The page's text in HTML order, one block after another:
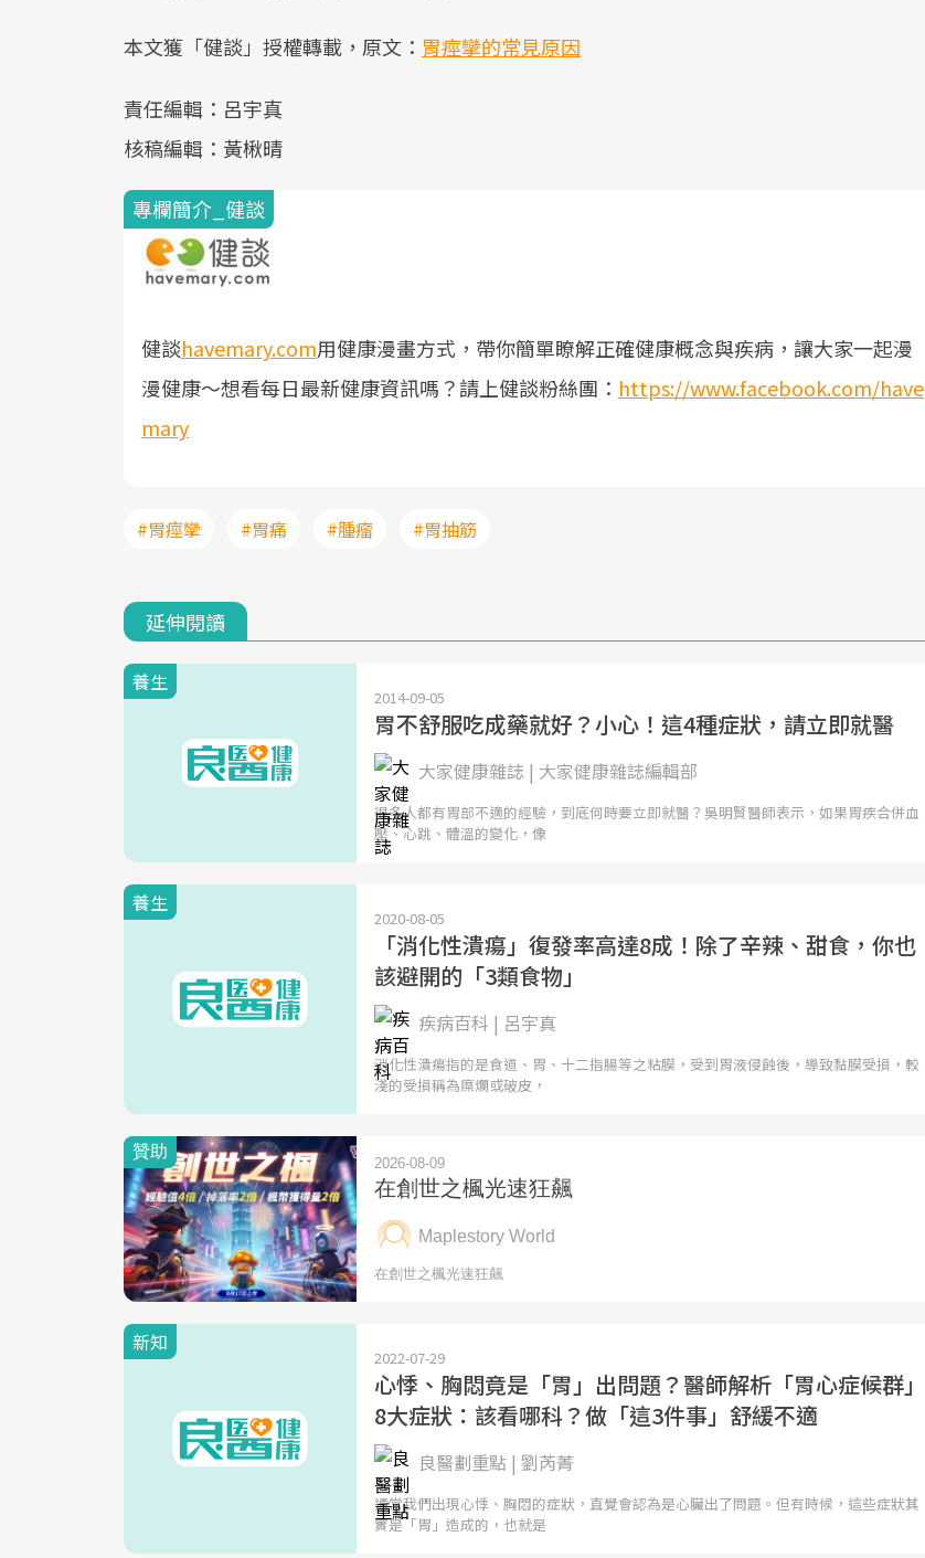
本文獲「健談」授權轉載，原文： 胃痙攣的常見原因
責任編輯：呂宇真
核稿編輯：黃楸晴
專欄簡介_健談
健談havemary.com用健康漫畫方式，帶你簡單瞭解正確健康概念與疾病，讓大家一起漫
漫健康～想看每日最新健康資訊嗎？請上健談粉絲團： https://www.facebook.com/have
mary
#胃痙攣 #胃痛 #腫瘤 #胃抽筋
延伸閱讀
養生
2014-09-05
胃不舒服吃成藥就好？小心！這4種症狀，請立即就醫
大家健康雜誌 | 大家健康雜誌編輯部
很多人都有胃部不適的經驗，到底何時要立即就醫？吳明賢醫師表示，如果胃疾合併血
壓、心跳、體溫的變化，像
養生
2020-08-05
「消化性潰瘍」復發率高達8成！除了辛辣、甜食，你也
該避開的「3類食物」
疾病百科 | 呂宇真
消化性潰瘍指的是食道、胃、十二指腸等之粘膜，受到胃液侵蝕後，導致黏膜受損，較
淺的受損稱為糜爛或破皮，
新知
2022-07-29
心悸、胸悶竟是「胃」出問題？醫師解析「胃心症候群」
8大症狀：該看哪科？做「這3件事」舒緩不適
良醫劃重點 | 劉芮菁
通常我們出現心悸、胸悶的症狀，直覺會認為是心臟出了問題。但有時候，這些症狀其
實是「胃」造成的，也就是